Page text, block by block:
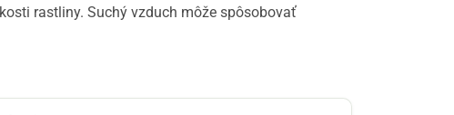
rastliny. Suchý vzduch môže spôsobovať